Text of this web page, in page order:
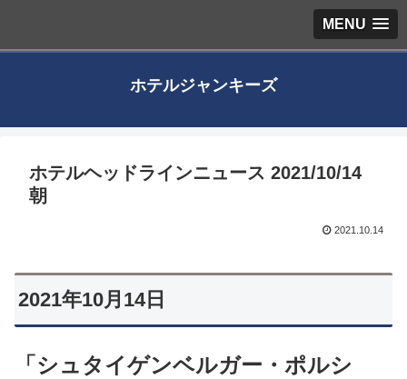
MENU
ホテルジャンキーズ
ホテルヘッドラインニュース 2021/10/14
朝
2021.10.14
2021年10月14日
「シュタイゲンベルガー・ポルシ